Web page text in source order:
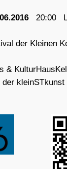
20:00
der Kleinen
&
der kleinSTkunst